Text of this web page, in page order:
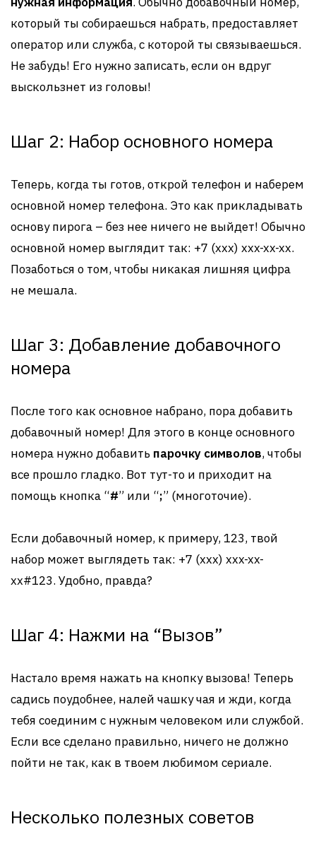
который ты собираешься набрать, предоставляет
оператор или служба, с которой ты связываешься.
Не забудь! Его нужно записать, если он вдруг
выскользнет из головы!
Шаг 2: Набор основного номера
Теперь, когда ты готов, открой телефон и наберем
основной номер телефона. Это как прикладывать
основу пирога – без нее ничего не выйдет! Обычно
основной номер выглядит так: +7 (xxx) xxx-xx-xx.
Позаботься о том, чтобы никакая лишняя цифра
не мешала.
Шаг 3: Добавление добавочного
номера
После того как основное набрано, пора добавить
добавочный номер! Для этого в конце основного
номера нужно добавить парочку символов, чтобы
все прошло гладко. Вот тут-то и приходит на
помощь кнопка “#” или “;” (многоточие).
Если добавочный номер, к примеру, 123, твой
набор может выглядеть так: +7 (xxx) xxx-xx-
xx#123. Удобно, правда?
Шаг 4: Нажми на “Вызов”
Настало время нажать на кнопку вызова! Теперь
садись поудобнее, налей чашку чая и жди, когда
тебя соединим с нужным человеком или службой.
Если все сделано правильно, ничего не должно
пойти не так, как в твоем любимом сериале.
Несколько полезных советов